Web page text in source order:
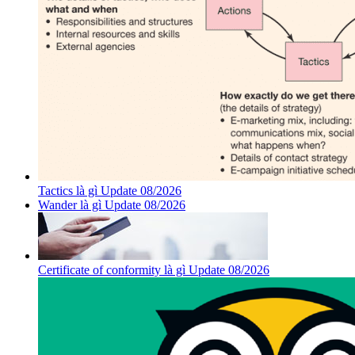
Tactics là gì Update 08/2026
Wander là gì Update 08/2026
Certificate of conformity là gì Update 08/2026